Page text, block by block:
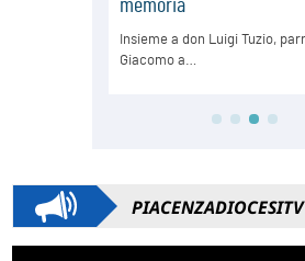
PIACENZADIOCESITV